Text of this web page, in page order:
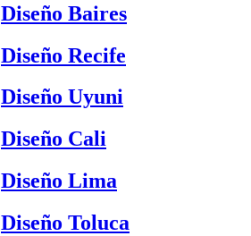
Diseño Baires
Diseño Recife
Diseño Uyuni
Diseño Cali
Diseño Lima
Diseño Toluca